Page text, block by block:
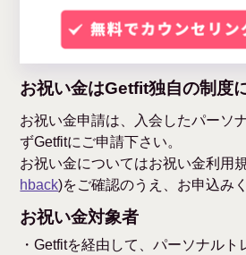
お祝い金はGetfit独自の制度
お祝い金申請は、入会したパーソ
ずGetfitにご申請下さい。
お祝い金についてはお祝い金利用
hback)をご確認のうえ、お申込み
お祝い金対象者
・Getfitを経由して、パーソナルト